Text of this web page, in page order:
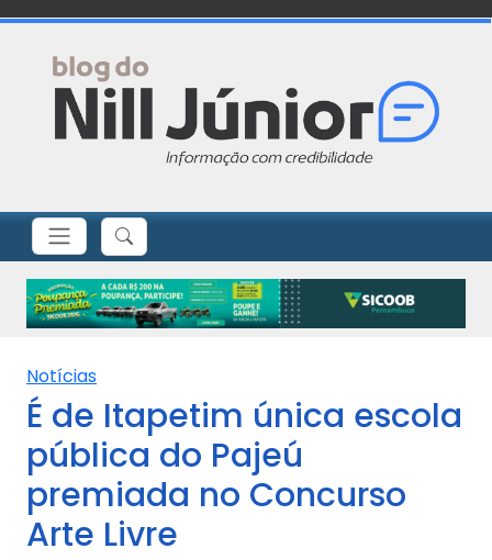
Notícias
É de Itapetim única escola
pública do Pajeú
premiada no Concurso
Arte Livre